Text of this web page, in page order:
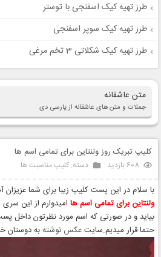
طرز تهیه کیک اسفنجی با توستر
طرز تهیه کیک سوپر اسفنجی
طرز تهیه کیک شکلاتی 3 تخم مرغی
متن عاشقانه
جملات و متن های عاشقانه از پارسی دی
کلیپ تبریک روز ولنتاین برای تمامی اسم ها
608 بازدید دسته: کلیپ مناسبت ها
با سلام در این پست کلیپ زیبا برای شما عزیزان
ولنتاین برای تمامی اسم ها امیدوارم از این
بیاید و در صورتی که اسم مورد نظرتون داخل
حتما قرار میدیم.سایت عکس نوشته به دوستان